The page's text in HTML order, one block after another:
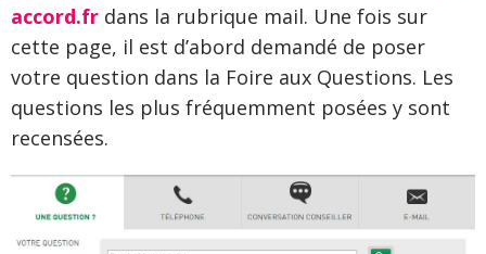
accord.fr dans la rubrique mail. Une fois sur
cette page, il est d’abord demandé de poser
votre question dans la Foire aux Questions. Les
questions les plus fréquemment posées y sont
recensées.